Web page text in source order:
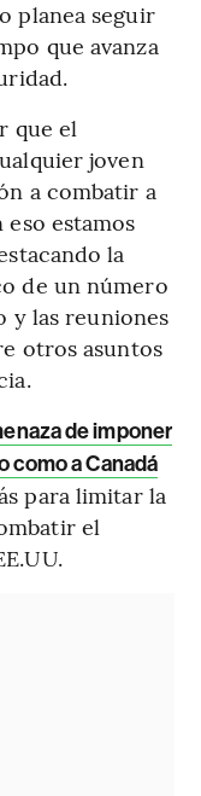
planea seguir
que avanza
que el
joven
a combatir a
estamos
la
de un número
y las reuniones
otros asuntos
de imponer
como a Canadá
para limitar la
el